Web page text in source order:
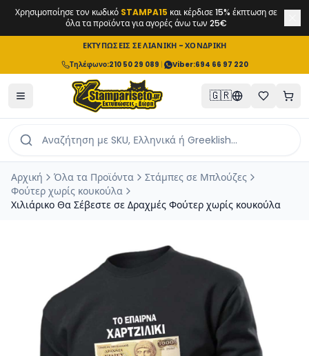
Χρησιμοποίησε τον κωδικό STAMPA15 και κέρδισε 15% έκπτωση σε
όλα τα προϊόντα για αγορές άνω των 25€
ΕΚΤΥΠΩΣΕΙΣ ΣΕ ΛΙΑΝΙΚΗ - ΧΟΝΔΡΙΚΗ
Τηλέφωνο:210 50 29 089 | Viber:694 66 97 220
🇬🇷
Αρχική Όλα τα Προϊόντα
Στάμπες σε Μπλούζες
Φούτερ χωρίς κουκούλα
Χιλιάρικο Θα Σέβεστε σε Δραχμές Φούτερ χωρίς κουκούλα